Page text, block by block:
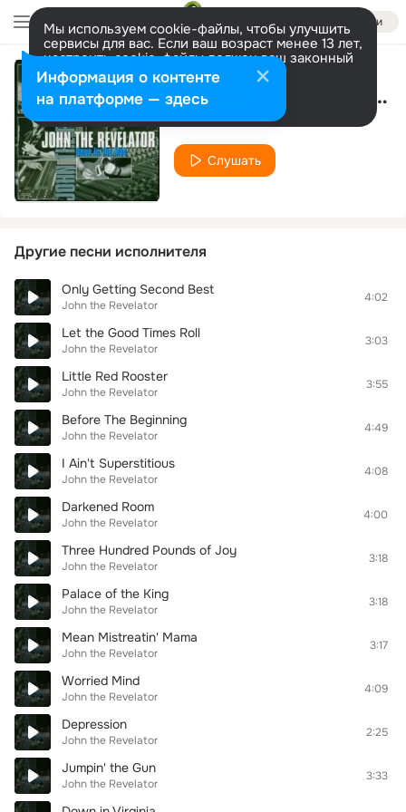
Войти
Мы используем cookie-файлы, чтобы улучшить
сервисы для вас. Если ваш возраст менее 13 лет,
настроить cookie-файлы должен ваш законный
представитель. Больше информации
Разрешить все Настроить Something Inside of Me
John the Revelator
Слушать
Другие песни исполнителя
Only Getting Second Best
John the Revelator
4:02
Let the Good Times Roll
John the Revelator
3:03
Little Red Rooster
John the Revelator
3:55
Before The Beginning
John the Revelator
4:49
I Ain't Superstitious
John the Revelator
4:08
Darkened Room
John the Revelator
4:00
Three Hundred Pounds of Joy
John the Revelator
3:18
Palace of the King
John the Revelator
3:18
Mean Mistreatin' Mama
John the Revelator
3:17
Worried Mind
John the Revelator
4:09
Depression
John the Revelator
2:25
Jumpin' the Gun
John the Revelator
3:33
Информация о контенте
на платформе — здесь